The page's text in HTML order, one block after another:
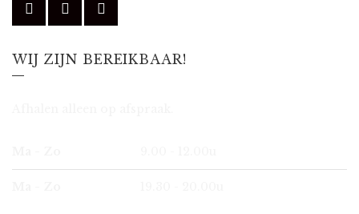
WIJ ZIJN BEREIKBAAR!